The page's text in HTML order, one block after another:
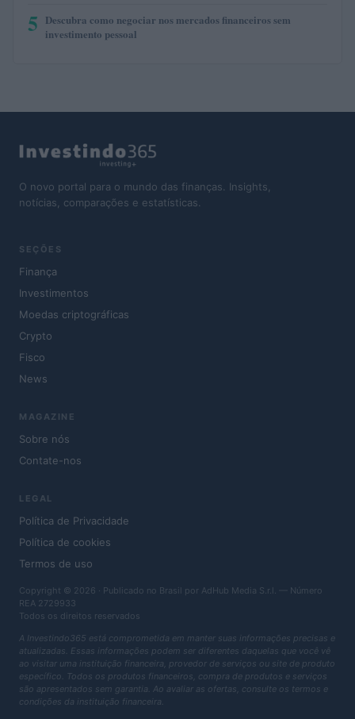
5 Descubra como negociar nos mercados financeiros sem
investimento pessoal
O novo portal para o mundo das finanças. Insights,
notícias, comparações e estatísticas.
SEÇÕES
Finança
Investimentos
Moedas criptográficas
Crypto
Fisco
News
MAGAZINE
Sobre nós
Contate-nos
LEGAL
Política de Privacidade
Política de cookies
Termos de uso
Copyright © 2026 · Publicado no Brasil por AdHub Media S.r.l. — Número
REA 2729933
Todos os direitos reservados
A Investindo365 está comprometida em manter suas informações precisas e
atualizadas. Essas informações podem ser diferentes daquelas que você vê
ao visitar uma instituição financeira, provedor de serviços ou site de produto
específico. Todos os produtos financeiros, compra de produtos e serviços
são apresentados sem garantia. Ao avaliar as ofertas, consulte os termos e
condições da instituição financeira.